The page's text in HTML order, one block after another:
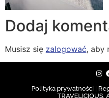
Dodaj
Musisz się zalogować, aby
Polityka prywatności |